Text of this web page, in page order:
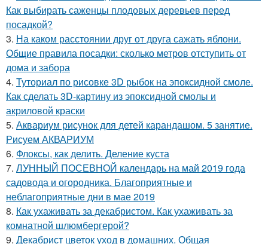
Как выбирать саженцы плодовых деревьев перед
посадкой?
3. На каком расстоянии друг от друга сажать яблони.
Общие правила посадки: сколько метров отступить от
дома и забора
4. Туториал по рисовке 3D рыбок на эпоксидной смоле.
Как сделать 3D-картину из эпоксидной смолы и
акриловой краски
5. Аквариум рисунок для детей карандашом. 5 занятие.
Рисуем АКВАРИУМ
6. Флоксы, как делить. Деление куста
7. ЛУННЫЙ ПОСЕВНОЙ календарь на май 2019 года
садовода и огородника. Благоприятные и
неблагоприятные дни в мае 2019
8. Как ухаживать за декабристом. Как ухаживать за
комнатной шлюмбергерой?
9. Декабрист цветок уход в домашних. Общая